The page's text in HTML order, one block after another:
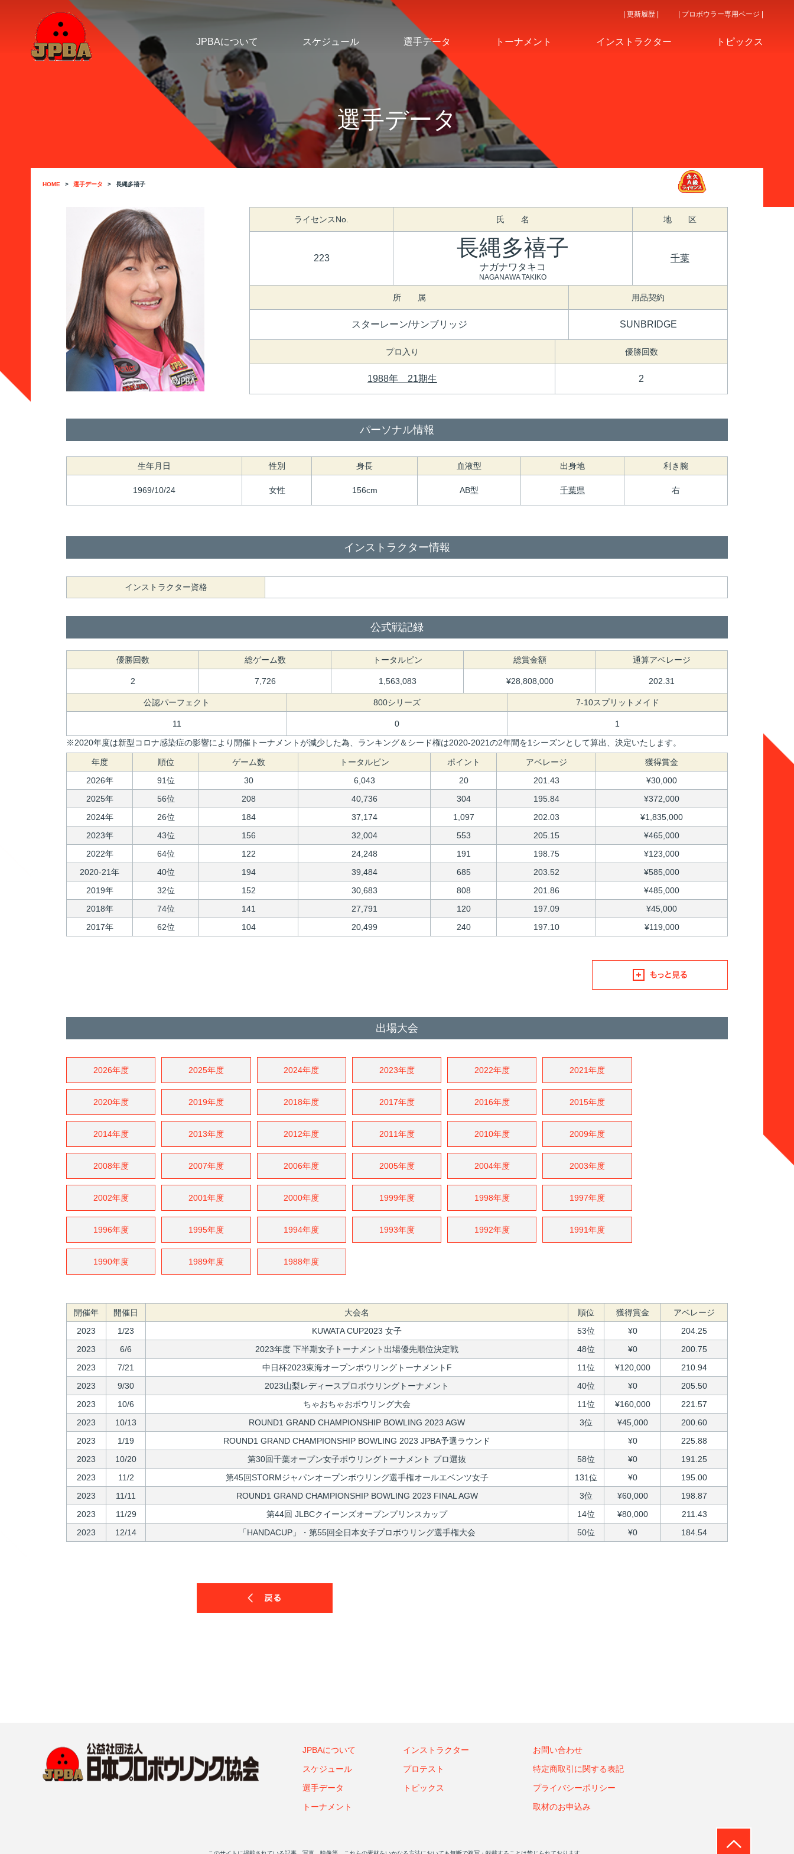
JPBAについて スケジュール 選手データ トーナメント インストラクター トピックス
| 更新履歴 | | プロボウラー専用ページ |
選手データ
HOME 選手データ 長縄多禧子
ライセンスNo. 氏 名 地 区
223 長縄多禧子
ナガナワタキコ
NAGANAWA TAKIKO
千葉
所 属 用品契約
スターレーン/サンブリッジ SUNBRIDGE
プロ入り 優勝回数
1988年 21期生 2
パーソナル情報
生年月日 性別 身長 血液型 出身地 利き腕
1969/10/24 女性 156cm AB型 千葉県 右
インストラクター情報
インストラクター資格
公式戦記録
優勝回数 総ゲーム数 トータルピン 総賞金額 通算アベレージ
2 7,726 1,563,083 ¥28,808,000 202.31
公認パーフェクト 800シリーズ 7-10スプリットメイド
11 0
1
※2020年度は新型コロナ感染症の影響により開催トーナメントが減少した為、ランキング＆シード権は2020-2021の2年間を1シーズンとして算出、決定いたします。
年度 順位 ゲーム数 トータルピン ポイント アベレージ
獲得賞金
2026年
91位 30 6,043 20 201.43
¥30,000
2025年
56位 208 40,736 304 195.84
¥372,000
2024年
26位 184 37,174 1,097 202.03
¥1,835,000
2023年
43位 156 32,004 553 205.15
¥465,000
2022年
64位 122 24,248 191 198.75
¥123,000
2020-21年
40位 194 39,484 685 203.52
¥585,000
2019年
32位 152 30,683 808 201.86
¥485,000
2018年
74位 141 27,791 120 197.09
¥45,000
2017年
62位 104 20,499 240 197.10 ¥119,000
出場大会
2026年度 2025年度 2024年度 2023年度 2022年度 2021年度
2020年度 2019年度 2018年度 2017年度 2016年度 2015年度
2014年度 2013年度 2012年度 2011年度 2010年度 2009年度
2008年度 2007年度 2006年度 2005年度 2004年度 2003年度
2002年度 2001年度 2000年度 1999年度 1998年度 1997年度
1996年度 1995年度 1994年度 1993年度 1992年度 1991年度
1990年度 1989年度 1988年度
開催年 開催日 大会名 順位 獲得賞金
アベレージ
2023
1/23 KUWATA CUP2023 女子 53位 ¥0
204.25
2023
6/6 2023年度 下半期女子トーナメント出場優先順位決定戦 48位 ¥0
200.75
2023
7/21 中日杯2023東海オープンボウリングトーナメントF 11位 ¥120,000
210.94
2023
9/30 2023山梨レディースプロボウリングトーナメント 40位 ¥0
205.50
2023
10/6 ちゃおちゃおボウリング大会 11位 ¥160,000
221.57
2023
10/13 ROUND1 GRAND CHAMPIONSHIP BOWLING 2023 AGW 3位 ¥45,000
200.60
2023
1/19 ROUND1 GRAND CHAMPIONSHIP BOWLING 2023 JPBA予選ラウンド ¥0
225.88
2023
10/20 第30回千葉オープン女子ボウリングトーナメント プロ選抜 58位 ¥0
191.25
2023
11/2 第45回STORMジャパンオープンボウリング選手権オールエベンツ女子 131位 ¥0
195.00
2023
11/11 ROUND1 GRAND CHAMPIONSHIP BOWLING 2023 FINAL AGW 3位 ¥60,000
198.87
2023
11/29 第44回 JLBCクイーンズオープンプリンスカップ 14位 ¥80,000
211.43
2023
12/14 「HANDACUP」・第55回全日本女子プロボウリング選手権大会 50位 ¥0 184.54
JPBAについて
スケジュール
選手データ
トーナメント
インストラクター
プロテスト
トピックス
お問い合わせ
特定商取引に関する表記
プライバシーポリシー
取材のお申込み